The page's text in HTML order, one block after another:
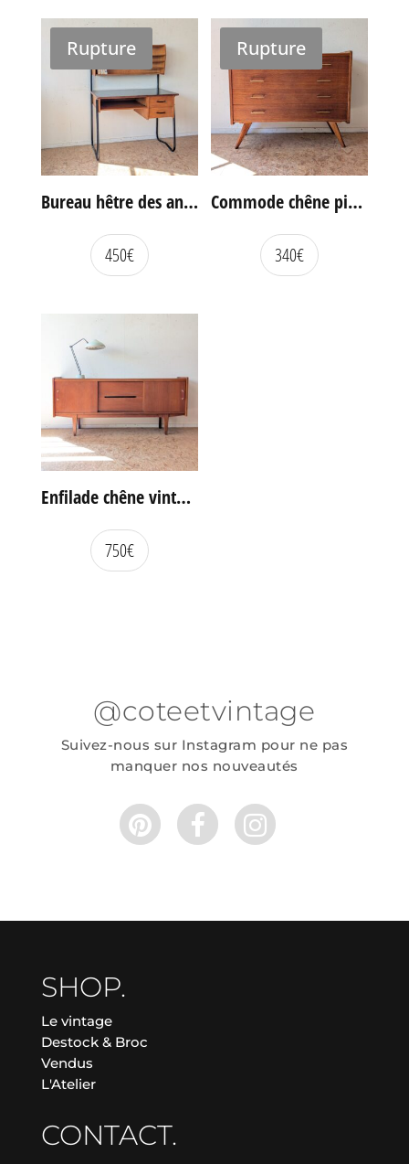
Rupture
Bureau hêtre des années 60
450€
Rupture
Commode chêne pieds compas vintage
340€
Enfilade chêne vintage portes coulissantes
750€
@coteetvintage
Suivez-nous sur Instagram pour ne pas
manquer nos nouveautés
SHOP.
Le vintage
Destock & Broc
Vendus
L'Atelier
CONTACT.